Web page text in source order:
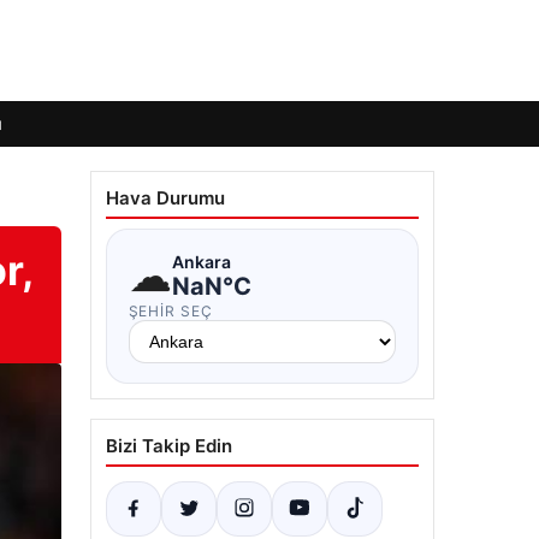
Hava Durumu
☁Ankara
NaN°C
ŞEHIR SEÇ
Bizi Takip Edin